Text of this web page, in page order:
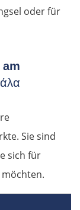
oder für
Sie sind
sich für